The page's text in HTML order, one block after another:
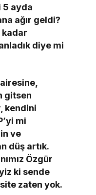
5 ayda
ağır geldi?
kadar
diye mi
gitsen
kendini
mi
ve
düş artık.
Özgür
ki sende
zaten yok.